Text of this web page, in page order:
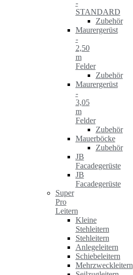
-
STANDARD
Zubehör
Maurergerüst
-
2,50
m
Felder
Zubehör
Maurergerüst
-
3,05
m
Felder
Zubehör
Mauerböcke
Zubehör
JB
Facadegerüste
JB
Facadegerüste
Super
Pro
Leitern
Kleine
Stehleitern
Stehleitern
Anlegeleitern
Schiebeleitern
Mehrzweckleitern